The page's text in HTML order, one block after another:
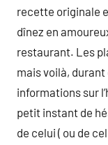
recette originale
dînez en
restaurant. Les
mais voilà, durant
informations sur
petit instant de
de celui ( ou de